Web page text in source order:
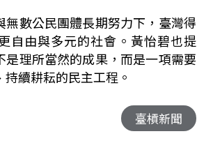
無數公民團體長期努力下，臺灣得
自由與多元的社會。黃怡碧也提
是理所當然的成果，而是一項需要
續耕耘的民主工程。
臺槓新聞